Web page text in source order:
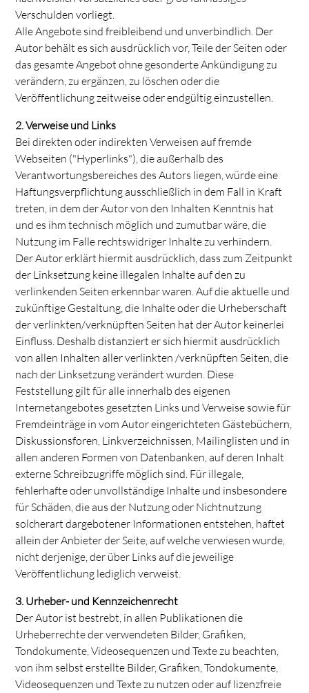
Verschulden vorliegt.
Alle Angebote sind freibleibend und unverbindlich. Der
Autor behält es sich ausdrücklich vor, Teile der Seiten oder
das gesamte Angebot ohne gesonderte Ankündigung zu
verändern, zu ergänzen, zu löschen oder die
Veröffentlichung zeitweise oder endgültig einzustellen.
2. Verweise und Links
Bei direkten oder indirekten Verweisen auf fremde
Webseiten ("Hyperlinks"), die außerhalb des
Verantwortungsbereiches des Autors liegen, würde eine
Haftungsverpflichtung ausschließlich in dem Fall in Kraft
treten, in dem der Autor von den Inhalten Kenntnis hat
und es ihm technisch möglich und zumutbar wäre, die
Nutzung im Falle rechtswidriger Inhalte zu verhindern.
Der Autor erklärt hiermit ausdrücklich, dass zum Zeitpunkt
der Linksetzung keine illegalen Inhalte auf den zu
verlinkenden Seiten erkennbar waren. Auf die aktuelle und
zukünftige Gestaltung, die Inhalte oder die Urheberschaft
der verlinkten/verknüpften Seiten hat der Autor keinerlei
Einfluss. Deshalb distanziert er sich hiermit ausdrücklich
von allen Inhalten aller verlinkten /verknüpften Seiten, die
nach der Linksetzung verändert wurden. Diese
Feststellung gilt für alle innerhalb des eigenen
Internetangebotes gesetzten Links und Verweise sowie für
Fremdeinträge in vom Autor eingerichteten Gästebüchern,
Diskussionsforen, Linkverzeichnissen, Mailinglisten und in
allen anderen Formen von Datenbanken, auf deren Inhalt
externe Schreibzugriffe möglich sind. Für illegale,
fehlerhafte oder unvollständige Inhalte und insbesondere
für Schäden, die aus der Nutzung oder Nichtnutzung
solcherart dargebotener Informationen entstehen, haftet
allein der Anbieter der Seite, auf welche verwiesen wurde,
nicht derjenige, der über Links auf die jeweilige
Veröffentlichung lediglich verweist.
3. Urheber- und Kennzeichenrecht
Der Autor ist bestrebt, in allen Publikationen die
Urheberrechte der verwendeten Bilder, Grafiken,
Tondokumente, Videosequenzen und Texte zu beachten,
von ihm selbst erstellte Bilder, Grafiken, Tondokumente,
Videosequenzen und Texte zu nutzen oder auf lizenzfreie